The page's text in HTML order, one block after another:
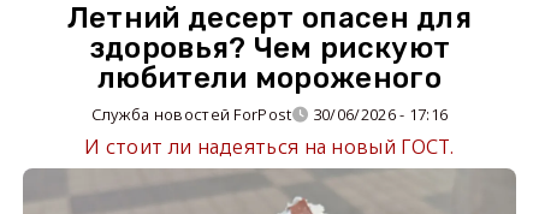
Летний десерт опасен для
здоровья? Чем рискуют
любители мороженого
Служба новостей ForPost 30/06/2026 - 17:16
И стоит ли надеяться на новый ГОСТ.